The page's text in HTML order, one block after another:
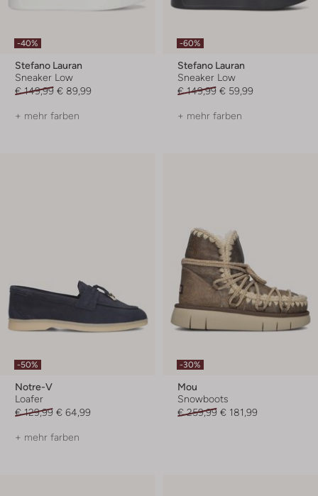
-40%
Stefano Lauran
Sneaker Low
€ 149,99 € 89,99
+ mehr farben
-60%
Stefano Lauran
Sneaker Low
€ 149,99 € 59,99
+ mehr farben
-50%
Notre-V
Loafer
€ 129,99 € 64,99
+ mehr farben
-30%
Mou
Snowboots
€ 259,99 € 181,99